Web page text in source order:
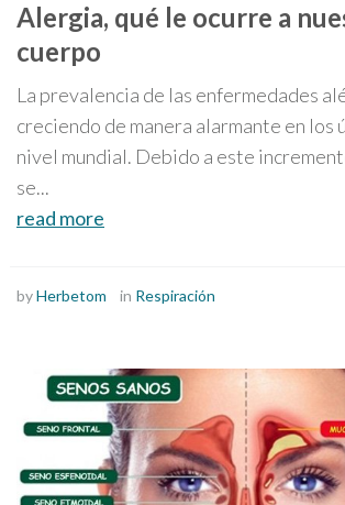
Alergia, qué le ocurre a
cuerpo
La prevalencia de las enfermedades
creciendo de manera alarmante en los
nivel mundial. Debido a este
se...
read more
byHerbetom in Respiración